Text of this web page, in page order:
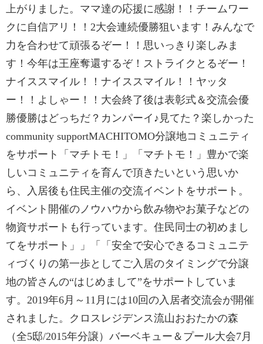
上がりました。ママ達の応援に感謝！！チームワー
クに自信アリ！！2大会連続優勝狙います！みんなで
力を合わせて頑張るぞー！！思いっきり楽しみま
す！今年は王座奪還するぞ！ストライクとるぞー！
ナイススマイル！！ナイススマイル！！ヤッタ
ー！！よしゃー！！大会終了後は表彰式＆交流会優
勝優勝はどっちだ？カンパーイ♪見てた？楽しかった
community supportMACHITOMO分譲地コミュニティ
をサポート「マチトモ！」「マチトモ！」豊かで楽
しいコミュニティを育んで頂きたいという思いか
ら、入居後も住民主催の交流イベントをサポート。
イベント開催のノウハウから飲み物やお菓子などの
物資サポートも行っています。住民同士の初めまし
てをサポート」」「「安全で安心できるコミュニテ
ィづくりの第一歩としてご入居のタイミングで分譲
地の皆さんの“はじめまして”をサポートしていま
す。2019年6月～11月には10回の入居者交流会が開催
されました。クロスレジデンス流山おおたかの森
（全5邸/2015年分譲）バーベキュー＆プール大会7月